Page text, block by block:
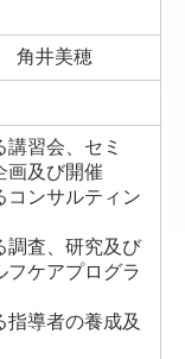
角井美穂
習会、セミ
画及び開催
コンサルティン
調査、研究及び
フケアプログラ
指導者の養成及